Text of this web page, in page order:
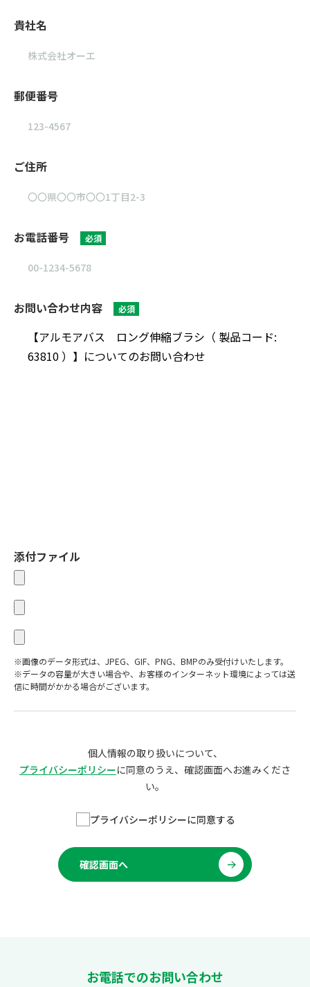
貴社名
郵便番号
ご住所
お電話番号 必須
お問い合わせ内容 必須
添付ファイル
※画像のデータ形式は、JPEG、GIF、PNG、BMPのみ受付けいたします。
※データの容量が大きい場合や、お客様のインターネット環境によっては送
信に時間がかかる場合がございます。
個人情報の取り扱いについて、
プライバシーポリシーに同意のうえ、確認画面へお進みくださ
い。
プライバシーポリシーに同意する
確認画面へ
お電話でのお問い合わせ